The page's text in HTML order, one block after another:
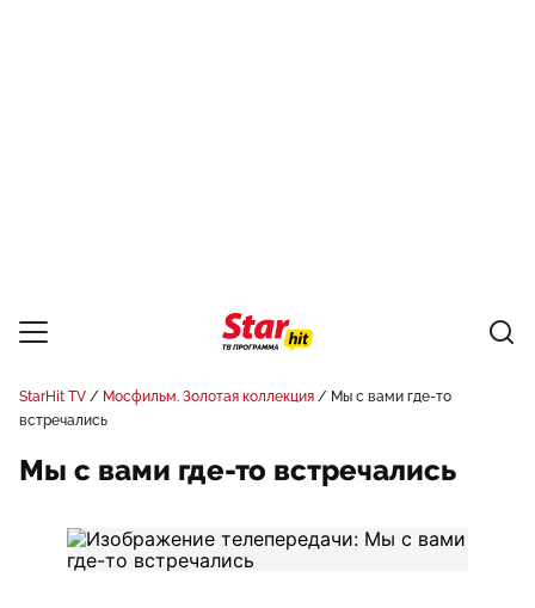
StarHit TV Мосфильм. Золотая коллекция
Мы с вами где-то
встречались
Мы с вами где-то встречались